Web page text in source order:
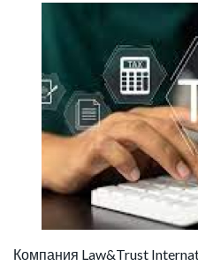
Компания Law&Trust